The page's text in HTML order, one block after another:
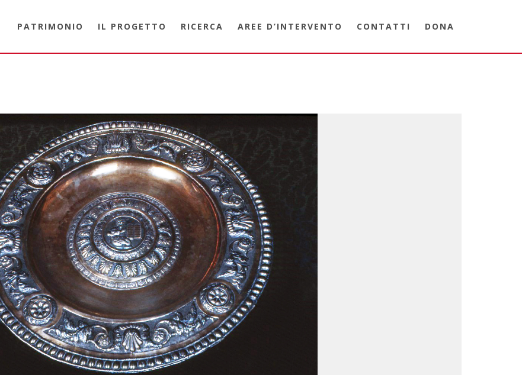
PATRIMONIO IL PROGETTO RICERCA AREE D’INTERVENTO CONTATTI DONA